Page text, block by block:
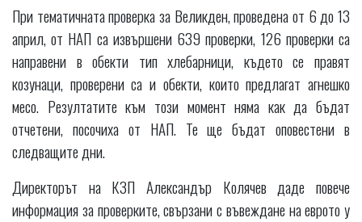
При тематичната проверка за Великден, проведена от 6 до 13
април, от НАП са извършени 639 проверки, 126 проверки са
направени в обекти тип хлебарници, където се правят
козунаци, проверени са и обекти, които предлагат агнешко
месо. Резултатите към този момент няма как да бъдат
отчетени, посочиха от НАП. Те ще бъдат оповестени в
следващите дни.
Директорът на КЗП Александър Колячев даде повече
информация за проверките, свързани с въвеждане на еврото у